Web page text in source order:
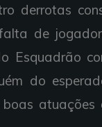
derrotas
de
Esquadrão
do